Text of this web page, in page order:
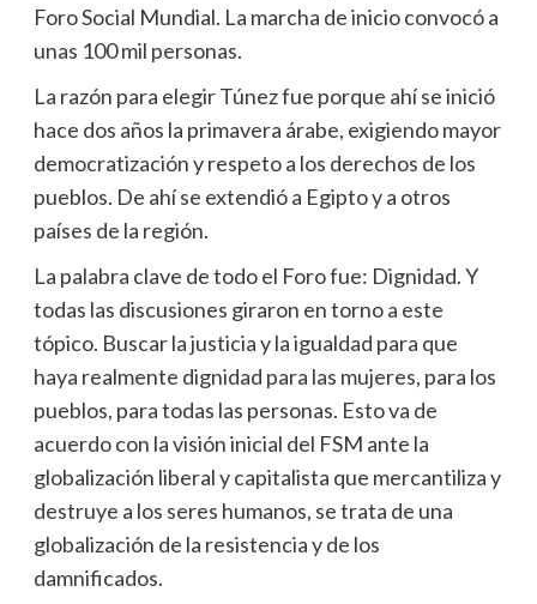
Foro Social Mundial. La marcha de inicio convocó a
unas 100 mil personas.
La razón para elegir Túnez fue porque ahí se inició
hace dos años la primavera árabe, exigiendo mayor
democratización y respeto a los derechos de los
pueblos. De ahí se extendió a Egipto y a otros
países de la región.
La palabra clave de todo el Foro fue: Dignidad. Y
todas las discusiones giraron en torno a este
tópico. Buscar la justicia y la igualdad para que
haya realmente dignidad para las mujeres, para los
pueblos, para todas las personas. Esto va de
acuerdo con la visión inicial del FSM ante la
globalización liberal y capitalista que mercantiliza y
destruye a los seres humanos, se trata de una
globalización de la resistencia y de los
damnificados.